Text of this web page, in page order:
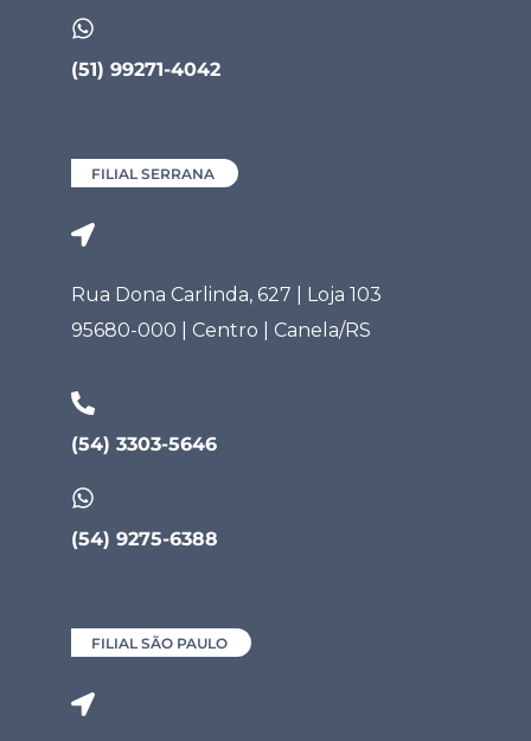
(51) 99271-4042
FILIAL SERRANA
Rua Dona Carlinda, 627 | Loja 103
95680-000 | Centro | Canela/RS
(54) 3303-5646
(54) 9275-6388
FILIAL SÃO PAULO